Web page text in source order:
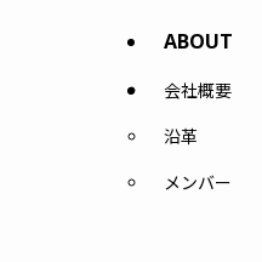
ABOUT
会社概要
沿革
メンバー